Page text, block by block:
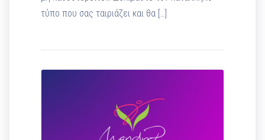
τύπο που σας ταιριάζει και θα […]